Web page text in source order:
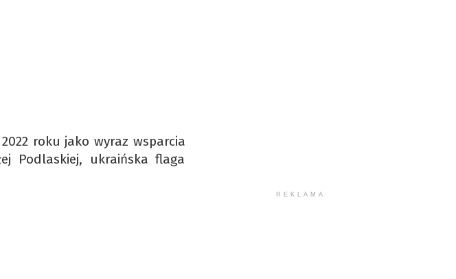
roku jako wyraz wsparcia
Podlaskiej, ukraińska flaga
REKLAMA